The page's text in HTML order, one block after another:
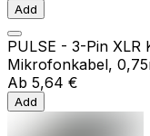
Add
PULSE - 3-Pin XLR
Mikrofonkabel,
Ab 5,64 €
Add